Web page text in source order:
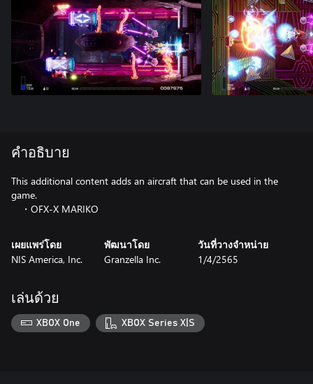
คำอธิบาย
This additional content adds an aircraft that can be used in the
game.
・OFX-X MARIKO
เผยแพร่โดย
NIS America, Inc.
พัฒนาโดย
Granzella Inc.
วันที่วางจำหน่าย
1/4/2565
เล่นด้วย
XBOX One XBOX Series X|S